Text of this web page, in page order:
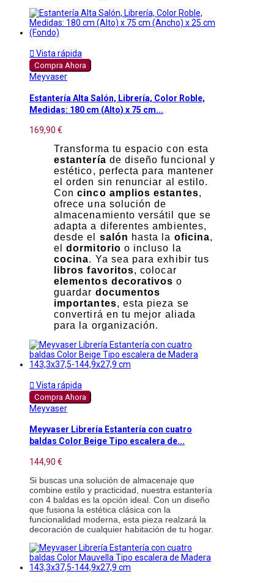
 Vista rápida
Compra Ahora
Meyvaser
Estantería Alta Salón, Librería, Color Roble,
Medidas: 180 cm (Alto) x 75 cm...
169,90 €
Transforma tu espacio con esta
estantería de diseño funcional y
estético, perfecta para mantener
el orden sin renunciar al estilo.
Concinco amplios estantes,
ofrece una solución de
almacenamiento versátil que se
adapta a diferentes ambientes,
desde el salón hasta la oficina,
eldormitorio o incluso la
cocina. Ya sea para exhibir tus
libros favoritos, colocar
elementos decorativos o
guardar documentos
importantes, esta pieza se
convertirá en tu mejor aliada
para la organización.
 Vista rápida
Compra Ahora
Meyvaser
Meyvaser Librería Estantería con cuatro
baldas Color Beige Tipo escalera de...
144,90 €
Si buscas una solución de almacenaje que
combine estilo y practicidad, nuestra estantería
con 4 baldas es la opción ideal. Con un diseño
que fusiona la estética clásica con la
funcionalidad moderna, esta pieza realzará la
decoración de cualquier habitación de tu hogar.